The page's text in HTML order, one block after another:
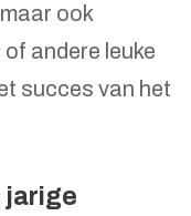
ook
andere leuke
succes van het
jarige